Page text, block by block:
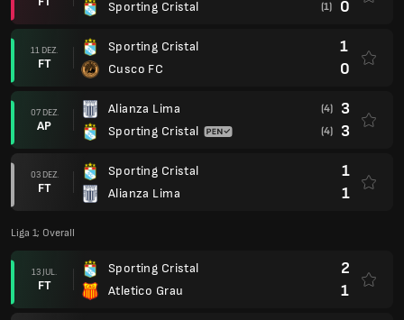
Sporting Cristal (1) 0
11 DEZ.
FT
Sporting Cristal
Cusco FC
1
0
07 DEZ.
AP
Alianza Lima
Sporting Cristal
(4) 3
(4) 3
03 DEZ.
FT
Sporting Cristal
Alianza Lima
1
1
Liga 1; Overall
13 JUL.
FT
Sporting Cristal
Atletico Grau
2
1